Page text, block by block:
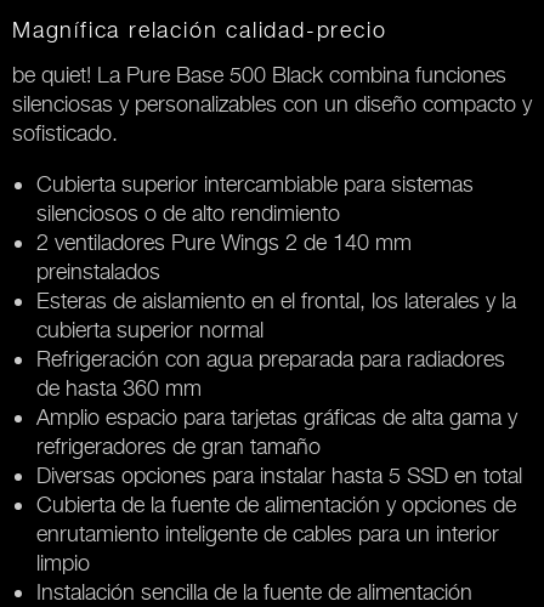
Magnífica relación calidad-precio
be quiet! La Pure Base 500 Black combina funciones
silenciosas y personalizables con un diseño compacto y
sofisticado.
Cubierta superior intercambiable para sistemas
silenciosos o de alto rendimiento
2 ventiladores Pure Wings 2 de 140 mm
preinstalados
Esteras de aislamiento en el frontal, los laterales y la
cubierta superior normal
Refrigeración con agua preparada para radiadores
de hasta 360 mm
Amplio espacio para tarjetas gráficas de alta gama y
refrigeradores de gran tamaño
Diversas opciones para instalar hasta 5 SSD en total
Cubierta de la fuente de alimentación y opciones de
enrutamiento inteligente de cables para un interior
limpio
Instalación sencilla de la fuente de alimentación